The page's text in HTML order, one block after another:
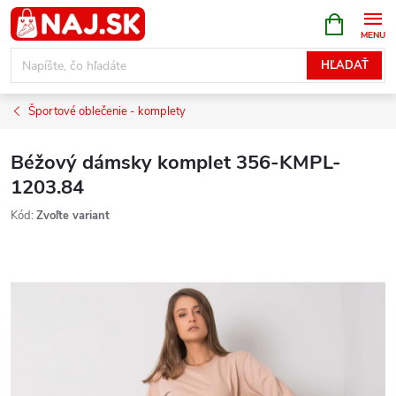
Prejsť
na
obsah
HĽADAŤ
KOŠÍK
Športové oblečenie - komplety
Béžový dámsky komplet 356-KMPL-
1203.84
Kód: Zvoľte variant